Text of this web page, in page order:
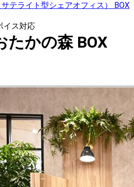
テライト型シェアオフィス） BOX
イス対応
たかの森 BOX